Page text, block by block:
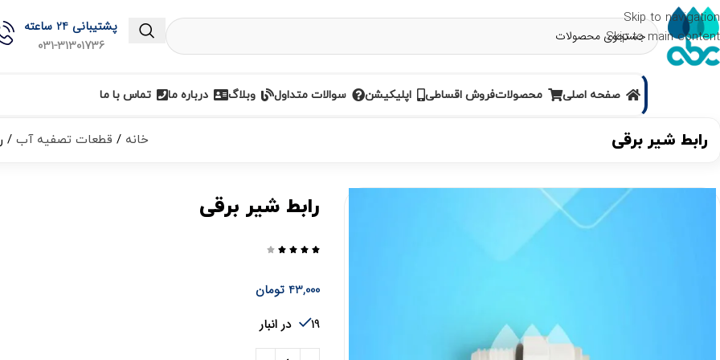
Skip to navigation
Skip to main content
پشتیبانی 24 ساعته
031-31301736
صفحه اصلی محصولاتفروش اقساطی اپلیکیشن سوالات متداول وبلاگ درباره ما تماس با ما
رابط شیر برقی خانه قطعات تصفیه آب
رابط شیر برقی





43,000 تومان
19 در انبار